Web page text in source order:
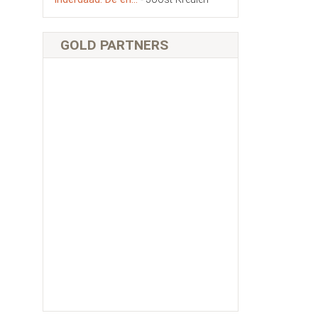
GOLD PARTNERS